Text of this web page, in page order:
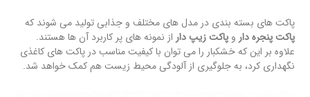
پاکت های بسته بندی در مدل های مختلف و جذابی تولید می شوند که
پاکت پنجره دار وپاکت زیپ دار از نمونه های پر کاربرد آن ها هستند.
علاوه بر این که خشکبار را می توان با کیفیت مناسب در پاکت های کاغذی
نگهداری کرد، به جلوگیری از آلودگی محیط زیست هم کمک خواهد شد.